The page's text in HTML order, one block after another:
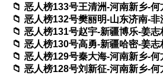
恶人榜133号王清洲-河南新乡-何
恶人榜132号樊丽明-山东济南-
恶人榜131号赵宇-新疆博乐-姜志
恶人榜130号高勇-新疆哈密-姜志
恶人榜129号秦大海-河南新乡-何
恶人榜128号刘新征-河南新乡-何